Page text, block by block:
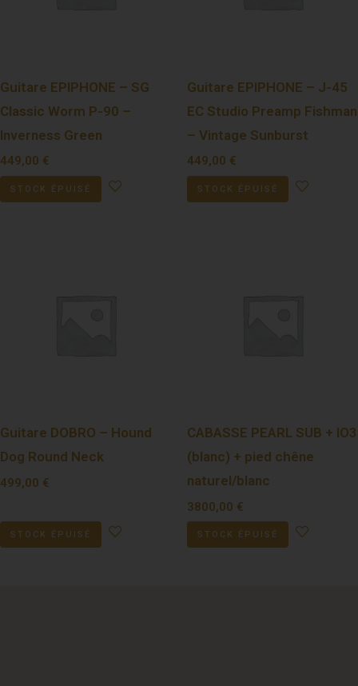
Guitare EPIPHONE – SG
Classic Worm P-90 –
Inverness Green
449,00 €
STOCK ÉPUISÉ
Guitare EPIPHONE – J-45
EC Studio Preamp Fishman
– Vintage Sunburst
449,00 €
STOCK ÉPUISÉ
Guitare DOBRO – Hound
Dog Round Neck
499,00 €
STOCK ÉPUISÉ
CABASSE PEARL SUB + IO3
(blanc) + pied chêne
naturel/blanc
3800,00 €
STOCK ÉPUISÉ